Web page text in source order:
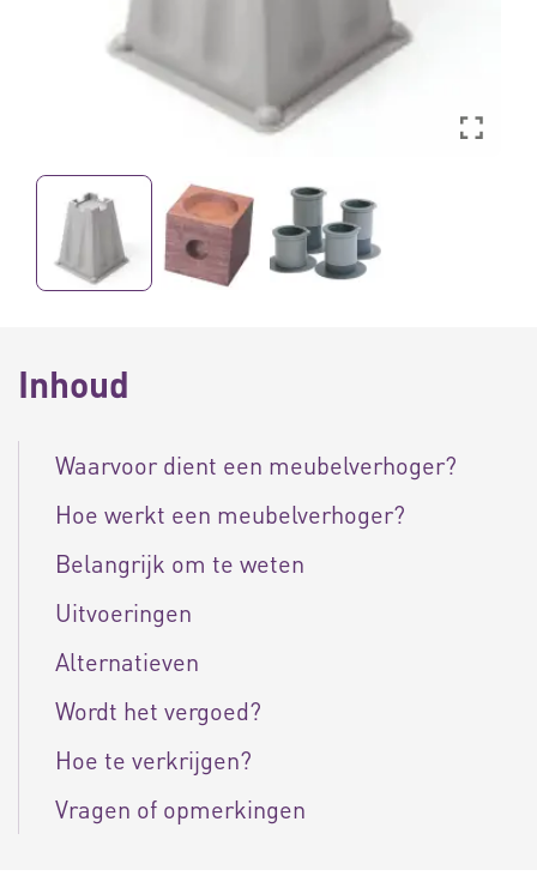
Inhoud
Waarvoor dient een meubelverhoger?
Hoe werkt een meubelverhoger?
Belangrijk om te weten
Uitvoeringen
Alternatieven
Wordt het vergoed?
Hoe te verkrijgen?
Vragen of opmerkingen